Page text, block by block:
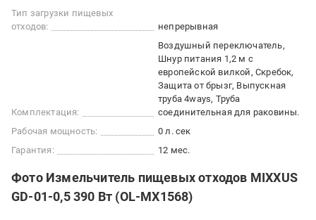
Тип загрузки пищевых
отходов:
непрерывная
Комплектация:
Воздушный переключатель,
Шнур питания 1,2 м с
европейской вилкой, Скребок,
Защита от брызг, Выпускная
труба 4ways, Труба
соединительная для раковины.
Рабочая мощность:
0 л. сек
Гарантия:
12 мес.
Фото Измельчитель пищевых отходов MIXXUS
GD-01-0,5 390 Вт (OL-MX1568)